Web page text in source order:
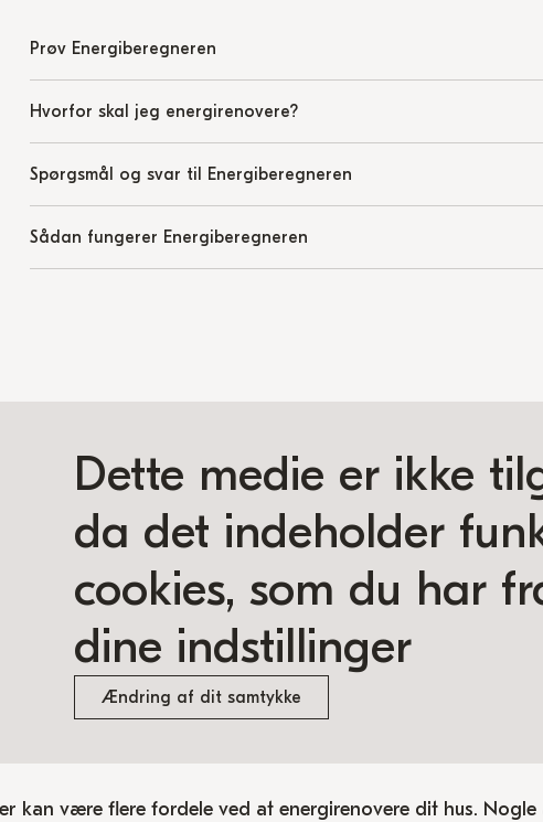
Prøv Energiberegneren
Hvorfor skal jeg energirenovere?
Spørgsmål og svar til Energiberegneren
Sådan fungerer Energiberegneren
Dette medie er ikke
da det indeholder
cookies, som du har
dine indstillinger
Ændring af dit samtykke
kan være flere fordele ved at energirenovere dit hus.